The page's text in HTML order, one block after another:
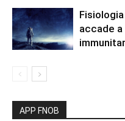
accade
APP FNOB